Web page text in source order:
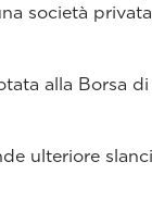
società
alla Borsa
ulteriore